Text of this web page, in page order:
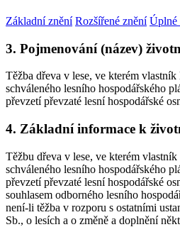
Základní znění Rozšířené znění Úplné
3. Pojmenování (název)
Těžba dřeva v lese, ve kterém vlastník
schváleného lesního hospodářského
převzetí převzaté lesní hospodářské
4. Základní informace k
Těžbu dřeva v lese, ve kterém vlastník
schváleného lesního hospodářského
převzetí převzaté lesní hospodářské
souhlasem odborného lesního
není-li těžba v rozporu s ostatními
Sb., o lesích a o změně a doplnění